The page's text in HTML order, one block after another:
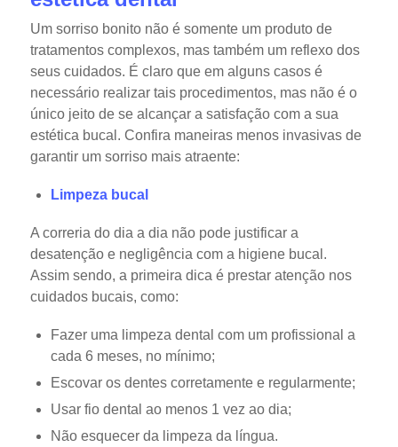
Um sorriso bonito não é somente um produto de
tratamentos complexos, mas também um reflexo dos
seus cuidados. É claro que em alguns casos é
necessário realizar tais procedimentos, mas não é o
único jeito de se alcançar a satisfação com a sua
estética bucal. Confira maneiras menos invasivas de
garantir um sorriso mais atraente:
Limpeza bucal
A correria do dia a dia não pode justificar a
desatenção e negligência com a higiene bucal.
Assim sendo, a primeira dica é prestar atenção nos
cuidados bucais, como:
Fazer uma limpeza dental com um profissional a
cada 6 meses, no mínimo;
Escovar os dentes corretamente e regularmente;
Usar fio dental ao menos 1 vez ao dia;
Não esquecer da limpeza da língua.